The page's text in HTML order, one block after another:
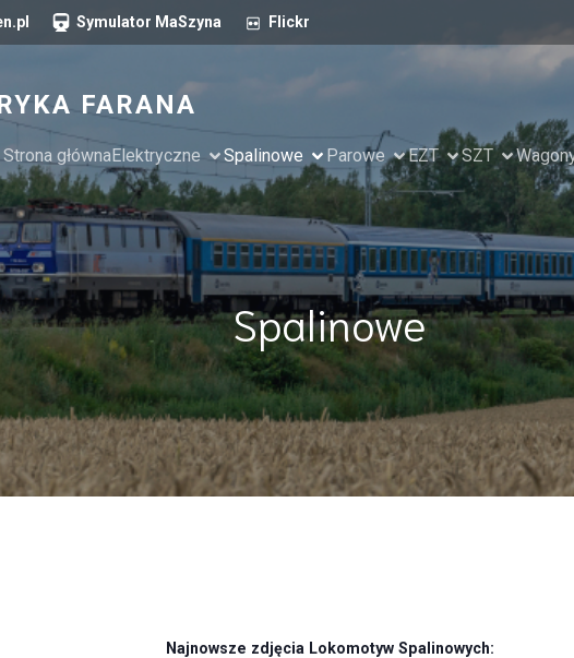
Symulator MaSzyna Flickr
FARANA
Strona głównaElektryczne Spalinowe Parowe EZT SZT
Spalinowe
Najnowsze zdjęcia Lokomotyw Spalinowych: